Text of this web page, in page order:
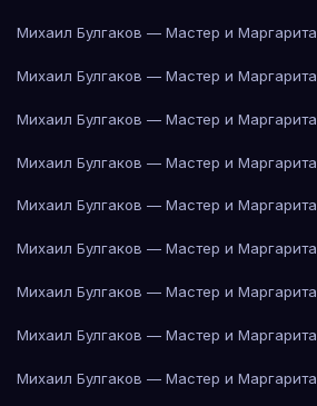
Михаил Булгаков — Мастер и Маргарита
Михаил Булгаков — Мастер и Маргарита
Михаил Булгаков — Мастер и Маргарита
Михаил Булгаков — Мастер и Маргарита
Михаил Булгаков — Мастер и Маргарита
Михаил Булгаков — Мастер и Маргарита
Михаил Булгаков — Мастер и Маргарита
Михаил Булгаков — Мастер и Маргарита
Михаил Булгаков — Мастер и Маргарита